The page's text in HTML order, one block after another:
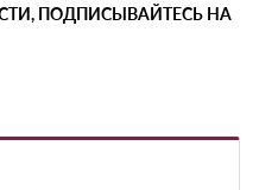
ПОДПИСЫВАЙТЕСЬ НА